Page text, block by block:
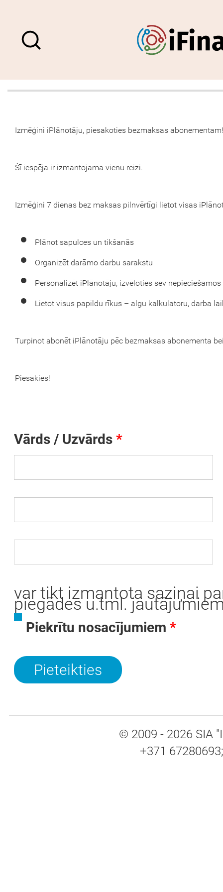
Izmēģini iPlānotāju, piesakoties bezmaksas abonementam!
Šī iespēja ir izmantojama vienu reizi.
Izmēģini 7 dienas bez maksas pilnvērtīgi lietot visas
Plānot sapulces un tikšanās
Organizēt darāmo darbu sarakstu
Personalizēt iPlānotāju, izvēloties sev
Lietot visus papildu rīkus – algu kalkulatoru, darba
Turpinot abonēt iPlānotāju pēc bezmaksas abonementa
Piesakies!
Vārds / Uzvārds
var tikt izmantota saziņai
piegādes u.tml.
Piekrītu nosacījumiem
© 2009 - 2026 SIA
+371